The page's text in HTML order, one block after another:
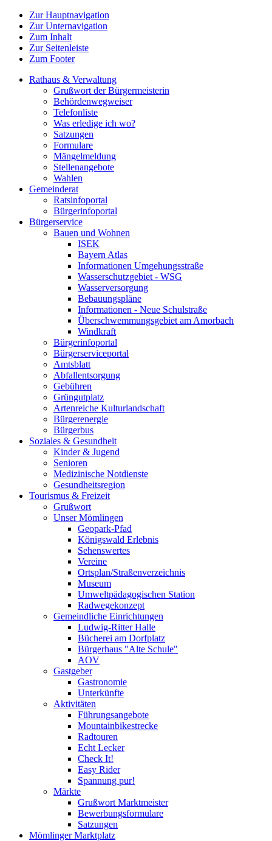
Zur Hauptnavigation
Zur Unternavigation
Zum Inhalt
Zur Seitenleiste
Zum Footer
Rathaus & Verwaltung
Grußwort der Bürgermeisterin
Behördenwegweiser
Telefonliste
Was erledige ich wo?
Satzungen
Formulare
Mängelmeldung
Stellenangebote
Wahlen
Gemeinderat
Ratsinfoportal
Bürgerinfoportal
Bürgerservice
Bauen und Wohnen
ISEK
Bayern Atlas
Informationen Umgehungsstraße
Wasserschutzgebiet - WSG
Wasserversorgung
Bebauungspläne
Informationen - Neue Schulstraße
Überschwemmungsgebiet am Amorbach
Windkraft
Bürgerinfoportal
Bürgerserviceportal
Amtsblatt
Abfallentsorgung
Gebühren
Grüngutplatz
Artenreiche Kulturlandschaft
Bürgerenergie
Bürgerbus
Soziales & Gesundheit
Kinder & Jugend
Senioren
Medizinische Notdienste
Gesundheitsregion
Tourismus & Freizeit
Grußwort
Unser Mömlingen
Geopark-Pfad
Königswald Erlebnis
Sehenswertes
Vereine
Ortsplan/Straßenverzeichnis
Museum
Umweltpädagogischen Station
Radwegekonzept
Gemeindliche Einrichtungen
Ludwig-Ritter Halle
Bücherei am Dorfplatz
Bürgerhaus "Alte Schule"
AOV
Gastgeber
Gastronomie
Unterkünfte
Aktivitäten
Führungsangebote
Mountainbikestrecke
Radtouren
Echt Lecker
Check It!
Easy Rider
Spannung pur!
Märkte
Grußwort Marktmeister
Bewerbungsformulare
Satzungen
Mömlinger Marktplatz